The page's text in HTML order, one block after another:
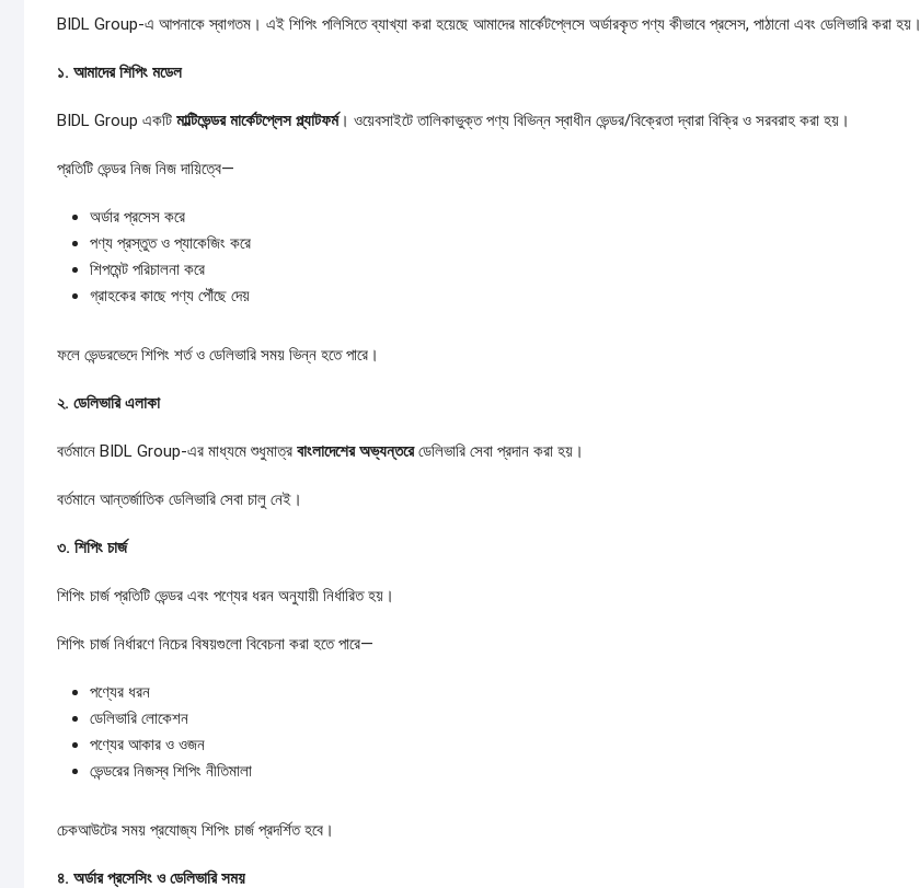
BIDL Group-এ আপনাকে স্বাগতম। এই শিপিং পলিসিতে ব্যাখ্যা করা হয়েছে আমাদের মার্কেটপ্লেসে অর্ডারকৃত পণ্য কীভাবে প্রসেস, পাঠানো এবং ডেলিভারি করা হয়।
১. আমাদেরশিপিং মডেল
BIDL Group একটি মাল্টিভেন্ডরমার্কেটপ্লেসপ্ল্যাটফর্ম। ওয়েবসাইটে তালিকাভুক্ত পণ্য বিভিন্ন স্বাধীন ভেন্ডর/বিক্রেতা দ্বারা বিক্রি ও সরবরাহ করা হয়।
প্রতিটি ভেন্ডর নিজ নিজ দায়িত্বে—
অর্ডার প্রসেস করে
পণ্য প্রস্তুত ও প্যাকেজিং করে
শিপমেন্ট পরিচালনা করে
গ্রাহকের কাছে পণ্য পৌঁছে দেয়
ফলে ভেন্ডরভেদে শিপিং শর্ত ও ডেলিভারি সময় ভিন্ন হতে পারে।
২. ডেলিভারিএলাকা
বর্তমানে BIDL Group-এর মাধ্যমে শুধুমাত্র বাংলাদেশেরঅভ্যন্তরেডেলিভারি সেবা প্রদান করা হয়।
বর্তমানে আন্তর্জাতিক ডেলিভারি সেবা চালু নেই।
৩. শিপিং চার্জ
শিপিং চার্জ প্রতিটি ভেন্ডর এবং পণ্যের ধরন অনুযায়ী নির্ধারিত হয়।
শিপিং চার্জ নির্ধারণে নিচের বিষয়গুলো বিবেচনা করা হতে পারে—
পণ্যের ধরন
ডেলিভারি লোকেশন
পণ্যের আকার ও ওজন
ভেন্ডরের নিজস্ব শিপিং নীতিমালা
চেকআউটের সময় প্রযোজ্য শিপিং চার্জ প্রদর্শিত হবে।
৪. অর্ডারপ্রসেসিং ওডেলিভারিসময়